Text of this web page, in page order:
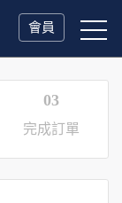
會員
03
完成訂單